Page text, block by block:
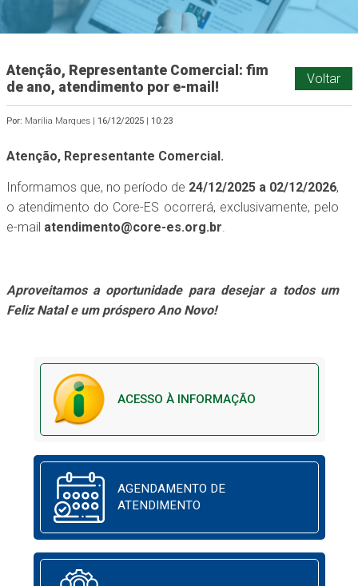
Atenção, Representante Comercial: fim
de ano, atendimento por e-mail!
Voltar
Por: Marília Marques | 16/12/2025| 10:23
Atenção, Representante Comercial.
Informamos que, no período de 24/12/2025 a 02/12/2026,
o atendimento do Core-ES ocorrerá, exclusivamente, pelo
e-mail atendimento@core-es.org.br.
Aproveitamos a oportunidade para desejar a todos um
Feliz Natal e um próspero Ano Novo!
ACESSO À INFORMAÇÃO
AGENDAMENTO DE
ATENDIMENTO